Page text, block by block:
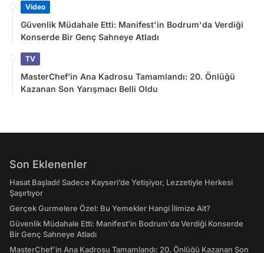
Video
Güvenlik Müdahale Etti: Manifest'in Bodrum'da Verdiği
Konserde Bir Genç Sahneye Atladı
TV
MasterChef’in Ana Kadrosu Tamamlandı: 20. Önlüğü
Kazanan Son Yarışmacı Belli Oldu
Son Eklenenler
Hasat Başladı! Sadece Kayseri’de Yetişiyor, Lezzetiyle Herkesi
Şaşırtıyor
Gerçek Gurmelere Özel: Bu Yemekler Hangi İlimize Ait?
Güvenlik Müdahale Etti: Manifest'in Bodrum'da Verdiği Konserde
Bir Genç Sahneye Atladı
MasterChef’in Ana Kadrosu Tamamlandı: 20. Önlüğü Kazanan Son